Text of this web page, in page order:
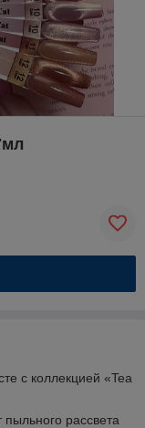
с коллекцией «Tea
пыльного рассвета